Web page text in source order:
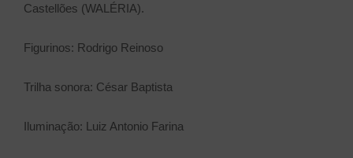
Castellões (WALÉRIA).
Figurinos: Rodrigo Reinoso
Trilha sonora: César Baptista
Iluminação: Luiz Antonio Farina